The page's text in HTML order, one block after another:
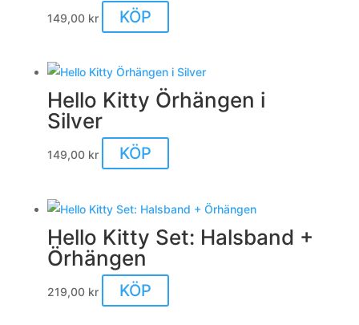
149,00 kr KÖP
Hello Kitty Örhängen i
Silver
149,00 kr KÖP
Hello Kitty Set: Halsband +
Örhängen
219,00 kr KÖP